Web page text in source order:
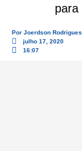
para
Por Joerdson Rodrigues
julho 17, 2020
16:07